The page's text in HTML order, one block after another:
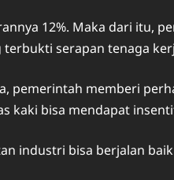
12%. Maka dari
terbukti serapan tenaga
pemerintah memberi
kaki bisa mendapat
industri bisa berjalan